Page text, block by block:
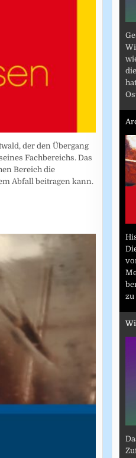
der den Übergang
Fachbereichs. Das
Bereich die
Abfall beitragen kann.
zu